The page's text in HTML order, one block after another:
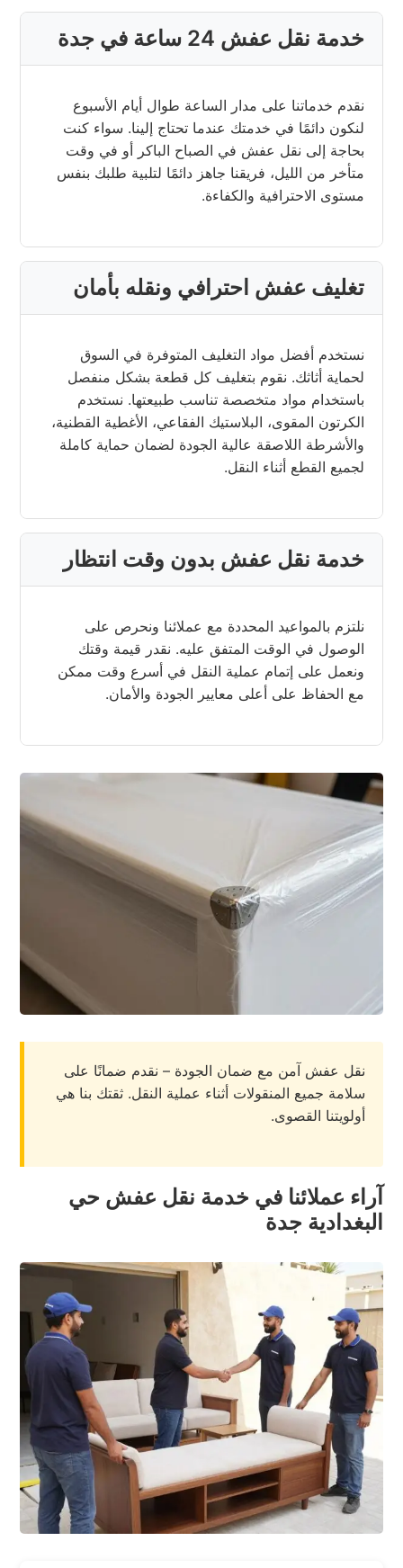
خدمة نقل عفش 24 ساعة في جدة
نقدم خدماتنا على مدار الساعة طوال أيام الأسبوع
لنكون دائمًا في خدمتك عندما تحتاج إلينا. سواء كنت
بحاجة إلى نقل عفش في الصباح الباكر أو في وقت
متأخر من الليل، فريقنا جاهز دائمًا لتلبية طلبك بنفس
مستوى الاحترافية والكفاءة.
تغليف عفش احترافي ونقله بأمان
نستخدم أفضل مواد التغليف المتوفرة في السوق
لحماية أثاثك. نقوم بتغليف كل قطعة بشكل منفصل
باستخدام مواد متخصصة تناسب طبيعتها. نستخدم
الكرتون المقوى، البلاستيك الفقاعي، الأغطية القطنية،
والأشرطة اللاصقة عالية الجودة لضمان حماية كاملة
لجميع القطع أثناء النقل.
خدمة نقل عفش بدون وقت انتظار
نلتزم بالمواعيد المحددة مع عملائنا ونحرص على
الوصول في الوقت المتفق عليه. نقدر قيمة وقتك
ونعمل على إتمام عملية النقل في أسرع وقت ممكن
مع الحفاظ على أعلى معايير الجودة والأمان.
نقل عفش آمن مع ضمان الجودة – نقدم ضمانًا على
سلامة جميع المنقولات أثناء عملية النقل. ثقتك بنا هي
أولويتنا القصوى.
آراء عملائنا في خدمة نقل عفش حي
البغدادية جدة